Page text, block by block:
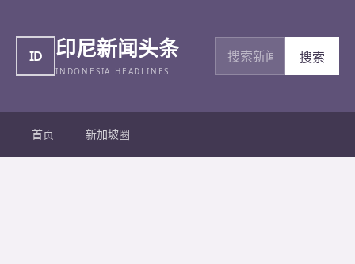
ID 印尼新闻头条
INDONESIA HEADLINES
搜索新闻
搜索
首页 新加坡圈